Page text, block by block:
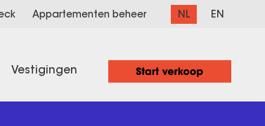
Appartementen beheer NL EN
Vestigingen